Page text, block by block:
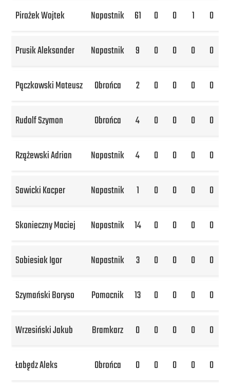
Pirożek Wojtek Napastnik 61 0 0 1 0
Prusik Aleksander Napastnik 9 0 0 0 0
Pączkowski Mateusz Obrońca 2 0 0 0 0
Rudolf Szymon Obrońca 4 0 0 0 0
Rzążewski Adrian Napastnik 4 0 0 0 0
Sawicki Kacper Napastnik 1 0 0 0 0
Skonieczny Maciej Napastnik 14 0 0 0 0
Sobiesiak Igor Napastnik 3 0 0 0 0
Szymański Boryso Pomocnik 13 0 0 0 0
Wrzesiński Jakub Bramkarz 0 0 0 0 0
Łabędz Aleks Obrońca 0 0 0 0 0